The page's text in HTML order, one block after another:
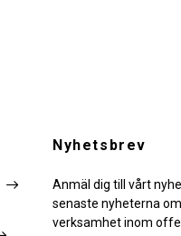
Nyhetsbrev
Anmäl dig till vårt
senaste nyheterna
verksamhet inom